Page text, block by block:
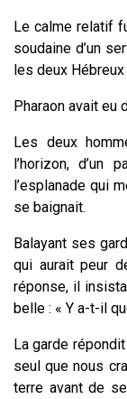
Le calme relatif
soudaine d’un
les deux
Pharaon avait eu
Les deux
l’horizon, d’un
l’esplanade qui
se baignait.
Balayant ses
qui aurait peur
réponse, il
belle : « Y a-t-il
La garde
seul que nous
terre avant de